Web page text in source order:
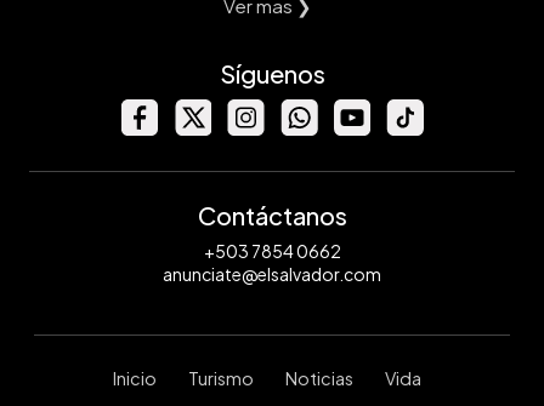
Ver mas ❯
Síguenos
Contáctanos
+503 7854 0662
anunciate@elsalvador.com
Inicio Turismo Noticias Vida